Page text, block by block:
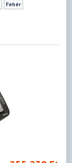
Fehér